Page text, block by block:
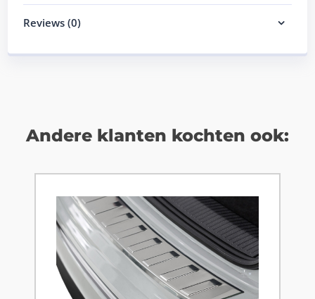
Reviews (0)
Andere klanten kochten ook: